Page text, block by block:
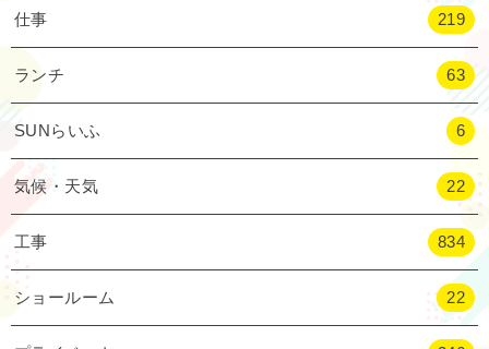
仕事 219
ランチ 63
SUNらいふ 6
気候・天気 22
工事 834
ショールーム 22